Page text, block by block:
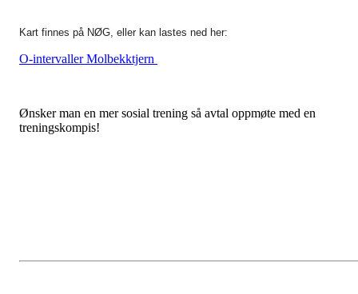
Kart finnes på NØG, eller kan lastes ned her:
O-intervaller Molbekktjern
Ønsker man en mer sosial trening så avtal oppmøte med en
treningskompis!